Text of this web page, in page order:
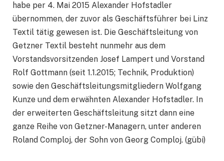
habe per 4. Mai 2015 Alexander Hofstadler
übernommen, der zuvor als Geschäftsführer bei Linz
Textil tätig gewesen ist. Die Geschäftsleitung von
Getzner Textil besteht nunmehr aus dem
Vorstandsvorsitzenden Josef Lampert und Vorstand
Rolf Gottmann (seit 1.1.2015; Technik, Produktion)
sowie den Geschäftsleitungsmitgliedern Wolfgang
Kunze und dem erwähnten Alexander Hofstadler. In
der erweiterten Geschäftsleitung sitzt dann eine
ganze Reihe von Getzner-Managern, unter anderen
Roland Comploj, der Sohn von Georg Comploj. (gübi)